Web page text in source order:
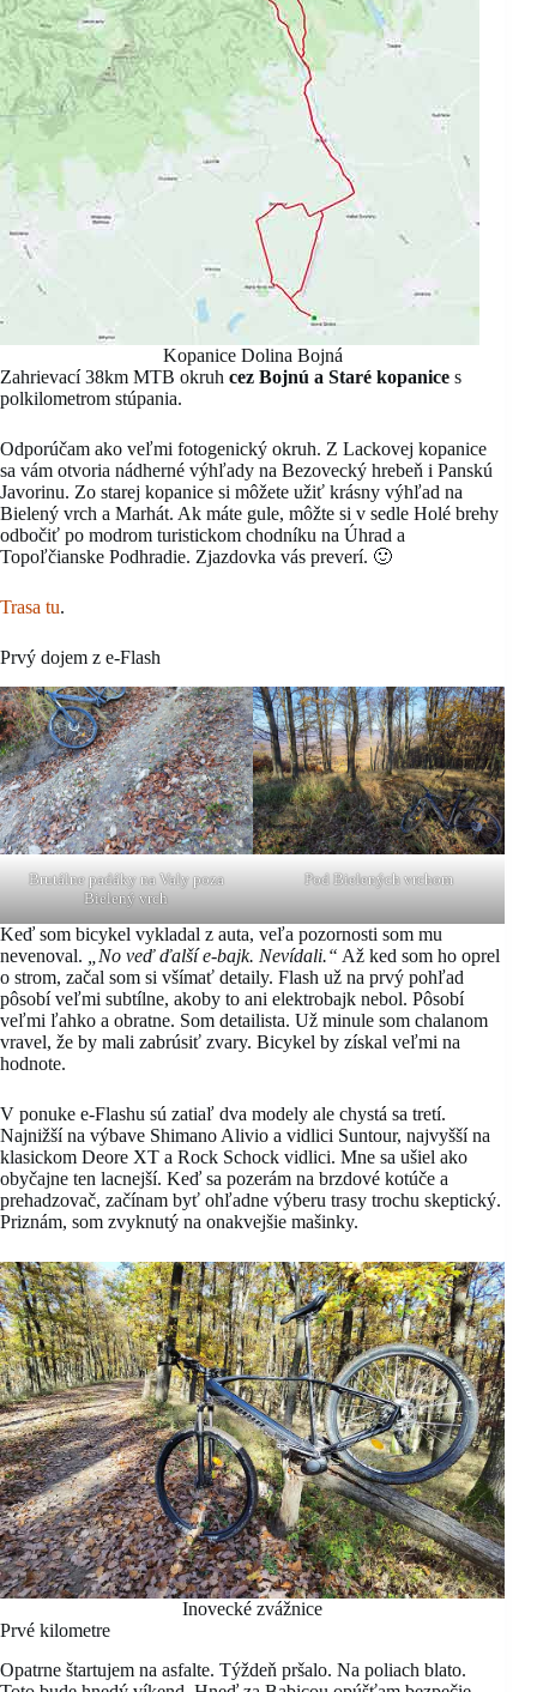
Kopanice Dolina Bojná
Zahrievací 38km MTB okruh cez Bojnú a Staré kopanice s
polkilometrom stúpania.
Odporúčam ako veľmi fotogenický okruh. Z Lackovej kopanice
sa vám otvoria nádherné výhľady na Bezovecký hrebeň i Panskú
Javorinu. Zo starej kopanice si môžete užiť krásny výhľad na
Bielený vrch a Marhát. Ak máte gule, môžte si v sedle Holé brehy
odbočiť po modrom turistickom chodníku na Úhrad a
Topoľčianske Podhradie. Zjazdovka vás preverí. 🙂
Trasa tu.
Prvý dojem z e-Flash
Brutálne padáky na Valy poza
Bielený vrch
Pod Bielených vrchom
Keď som bicykel vykladal z auta, veľa pozornosti som mu
nevenoval.
„No veď ďalší e-bajk. Nevídali.“ Až ked som ho oprel
o strom, začal som si všímať detaily. Flash už na prvý pohľad
pôsobí veľmi subtílne, akoby to ani elektrobajk nebol. Pôsobí
veľmi ľahko a obratne. Som detailista. Už minule som chalanom
vravel, že by mali zabrúsiť zvary. Bicykel by získal veľmi na
hodnote.
V ponuke e-Flashu sú zatiaľ dva modely ale chystá sa tretí.
Najnižší na výbave Shimano Alivio a vidlici Suntour, najvyšší na
klasickom Deore XT a Rock Schock vidlici. Mne sa ušiel ako
obyčajne ten lacnejší. Keď sa pozerám na brzdové kotúče a
prehadzovač, začínam byť ohľadne výberu trasy trochu skeptický.
Priznám, som zvyknutý na onakvejšie mašinky.
Inovecké zvážnice
Prvé kilometre
Opatrne štartujem na asfalte. Týždeň pršalo. Na poliach blato.